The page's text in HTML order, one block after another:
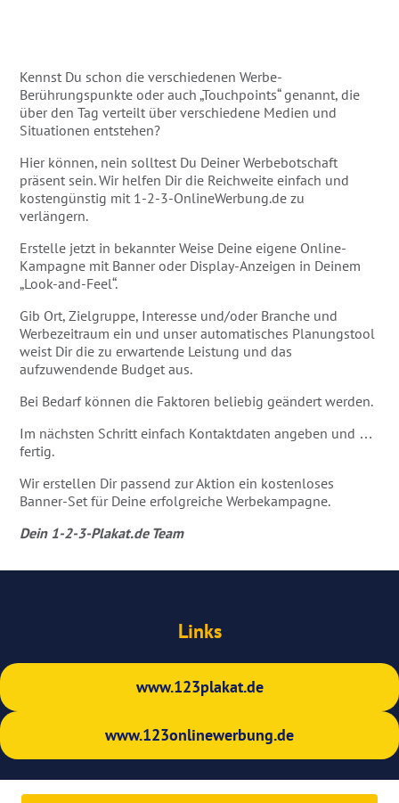
Kennst Du schon die verschiedenen Werbe-
Berührungspunkte oder auch „Touchpoints“ genannt, die
über den Tag verteilt über verschiedene Medien und
Situationen entstehen?
Hier können, nein solltest Du Deiner Werbebotschaft
präsent sein. Wir helfen Dir die Reichweite einfach und
kostengünstig mit 1-2-3-OnlineWerbung.de zu
verlängern.
Erstelle jetzt in bekannter Weise Deine eigene Online-
Kampagne mit Banner oder Display-Anzeigen in Deinem
„Look-and-Feel“.
Gib Ort, Zielgruppe, Interesse und/oder Branche und
Werbezeitraum ein und unser automatisches Planungstool
weist Dir die zu erwartende Leistung und das
aufzuwendende Budget aus.
Bei Bedarf können die Faktoren beliebig geändert werden.
Im nächsten Schritt einfach Kontaktdaten angeben und …
fertig.
Wir erstellen Dir passend zur Aktion ein kostenloses
Banner-Set für Deine erfolgreiche Werbekampagne.
Dein 1-2-3-Plakat.de Team
Links
www.123plakat.de
www.123onlinewerbung.de